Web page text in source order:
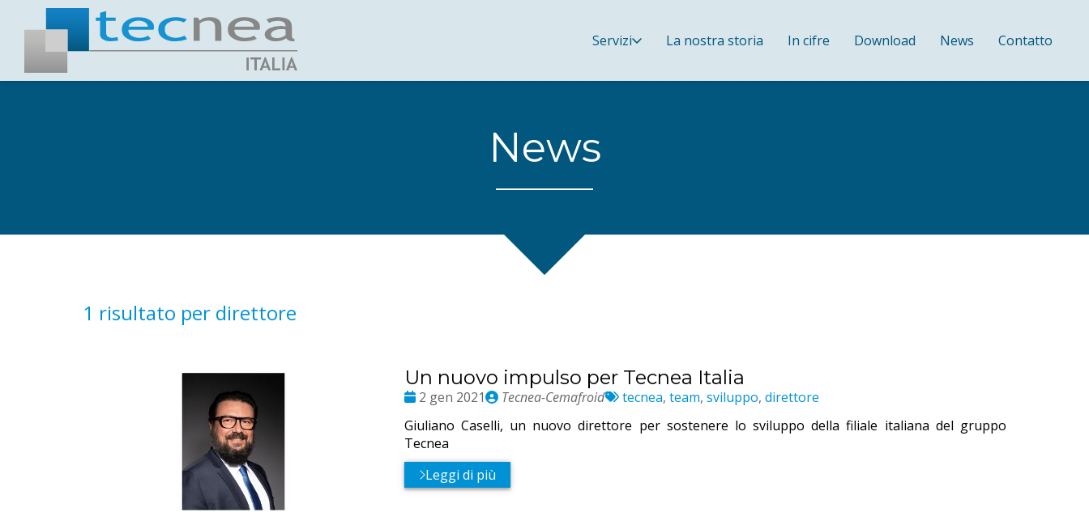
Servizi La nostra storia In cifre Download News Contatto
News
1 risultato per direttore
Un nuovo impulso per Tecnea Italia
Date
2 gen 2021
Publié
Tecnea-Cemafroid Etichette:
tecnea, team, sviluppo, direttore
Giuliano Caselli, un nuovo direttore per sostenere lo sviluppo della filiale italiana del gruppo
Tecnea
Leggi di più